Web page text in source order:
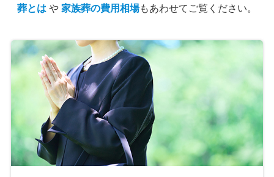
葬とはや家族葬の費用相場もあわせてご覧ください。